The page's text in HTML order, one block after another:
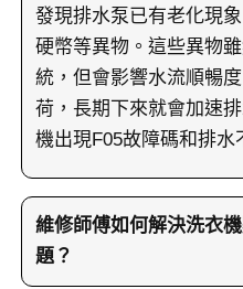
發現排水泵已有老化現
硬幣等異物。這些異物
統，但會影響水流順暢
荷，長期下來就會加速
機出現F05故障碼和排水
維修師傅如何解決洗衣
題？